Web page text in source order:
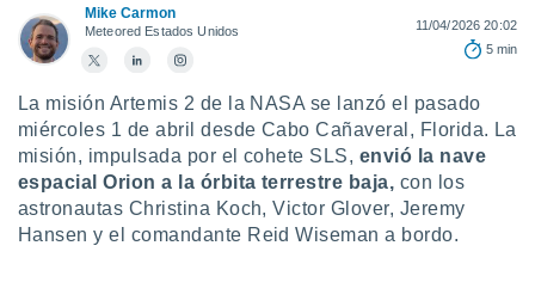
y
en
más
nuestra
y
Mike Carmon
Meteored Estados Unidos
11/04/2026 20:02
5 min
La misión Artemis 2 de la NASA se lanzó el pasado
miércoles 1 de abril desde Cabo Cañaveral, Florida. La
misión, impulsada por el cohete SLS, envió la nave
espacial Orion a la órbita terrestre baja, con los
astronautas Christina Koch, Victor Glover, Jeremy
Hansen y el comandante Reid Wiseman a bordo.